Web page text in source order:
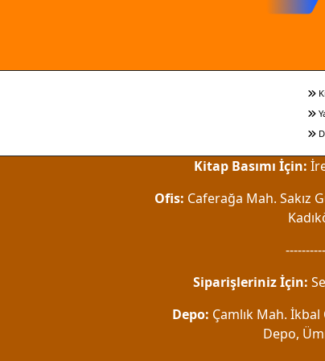
Kitap Basımı İçin:
Ofis: Caferağa Mah. Sakız
Siparişleriniz İçin:
Depo: Çamlık Mah.
Depo,